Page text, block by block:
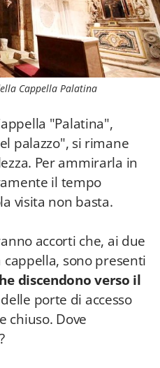
Cappella Palatina
"Palatina",
palazzo", si rimane
Per ammirarla in
il tempo
visita non basta.
accorti che, ai due
sono presenti
discendono verso il
porte di accesso
chiuso. Dove